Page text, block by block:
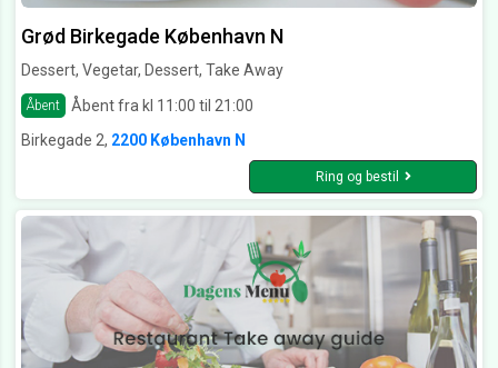
Grød Birkegade København N
Dessert, Vegetar, Dessert, Take Away
Åbent
Åbent fra kl 11:00 til 21:00
Birkegade 2, 2200 København N
Ring og bestil